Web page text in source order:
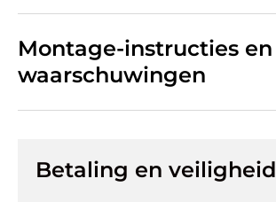
Montage-instructies en
waarschuwingen
Betaling en veiligheid